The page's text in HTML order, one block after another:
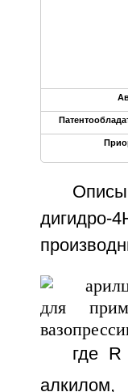
дигидро-
где
алкилом,